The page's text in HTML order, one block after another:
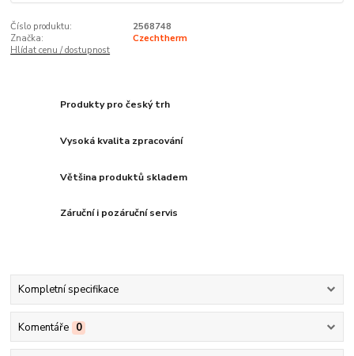
Číslo produktu:
2568748
Značka:
Czechtherm
Hlídat cenu / dostupnost
Produkty pro český trh
Vysoká kvalita zpracování
Většina produktů skladem
Záruční i pozáruční servis
Kompletní specifikace
Komentáře 0